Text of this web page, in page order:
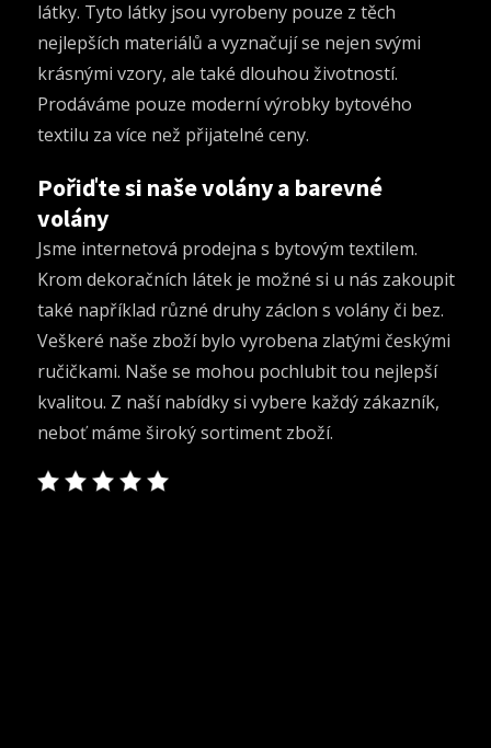
látky. Tyto látky jsou vyrobeny pouze z těch
nejlepších materiálů a vyznačují se nejen svými
krásnými vzory, ale také dlouhou životností.
Prodáváme pouze moderní výrobky bytového
textilu za více než přijatelné ceny.
Pořiďte si naše volány a barevné
volány
Jsme internetová prodejna s bytovým textilem.
Krom dekoračních látek je možné si u nás zakoupit
také například různé druhy záclon s volány či bez.
Veškeré naše zboží bylo vyrobena zlatými českými
ručičkami. Naše se mohou pochlubit tou nejlepší
kvalitou. Z naší nabídky si vybere každý zákazník,
neboť máme široký sortiment zboží.